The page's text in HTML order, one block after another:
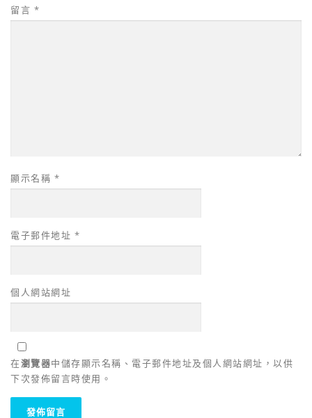
留言 *
顯示名稱 *
電子郵件地址 *
個人網站網址
在瀏覽器中儲存顯示名稱、電子郵件地址及個人網站網址，以供
下次發佈留言時使用。